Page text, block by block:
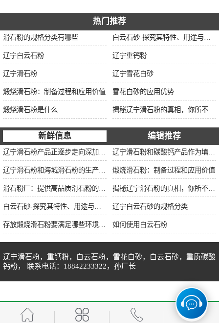
热门推荐
滑石粉的规格分类有哪些
辽宁白云石粉 辽宁重钙粉
辽宁滑石粉 辽宁雪花白砂
煅烧滑石粉：制备过程和应用价值 雪花白砂的应用优势
煅烧滑石粉是什么
新鲜信息 编辑推荐
煅烧滑石粉：制备过程和应用价值
辽宁白云石砂的规格分类
如何使用白云石粉
辽宁滑石粉，重钙粉，白云石粉，雪花白砂，白云石砂，重质碳酸
钙粉， 联系电话：18842233322，孙厂长